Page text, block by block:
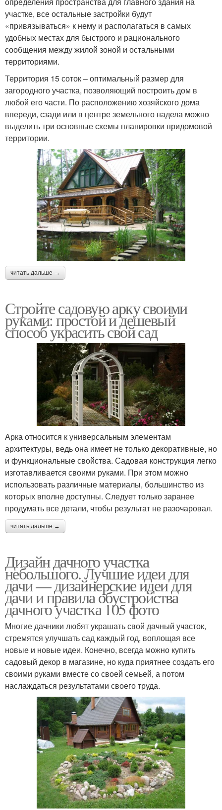
участке, все остальные застройки будут
«привязываться» к нему и располагаться в самых
удобных местах для быстрого и рационального
сообщения между жилой зоной и остальными
территориями.
Территория 15 соток – оптимальный размер для
загородного участка, позволяющий построить дом в
любой его части. По расположению хозяйского дома
впереди, сзади или в центре земельного надела можно
выделить три основные схемы планировки придомовой
территории.
читать дальше →
Стройте садовую арку своими
руками: простой и дешевый
способ украсить свой сад
Арка относится к универсальным элементам
архитектуры, ведь она имеет не только декоративные, но
и функциональные свойства. Садовая конструкция легко
изготавливается своими руками. При этом можно
использовать различные материалы, большинство из
которых вполне доступны. Следует только заранее
продумать все детали, чтобы результат не разочаровал.
читать дальше →
Дизайн дачного участка
небольшого. Лучшие идеи для
дачи — дизайнерские идеи для
дачи и правила обустройства
дачного участка 105 фото
Многие дачники любят украшать свой дачный участок,
стремятся улучшать сад каждый год, воплощая все
новые и новые идеи. Конечно, всегда можно купить
садовый декор в магазине, но куда приятнее создать его
своими руками вместе со своей семьей, а потом
наслаждаться результатами своего труда.